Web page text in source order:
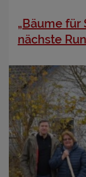
„Bäume für
nächste